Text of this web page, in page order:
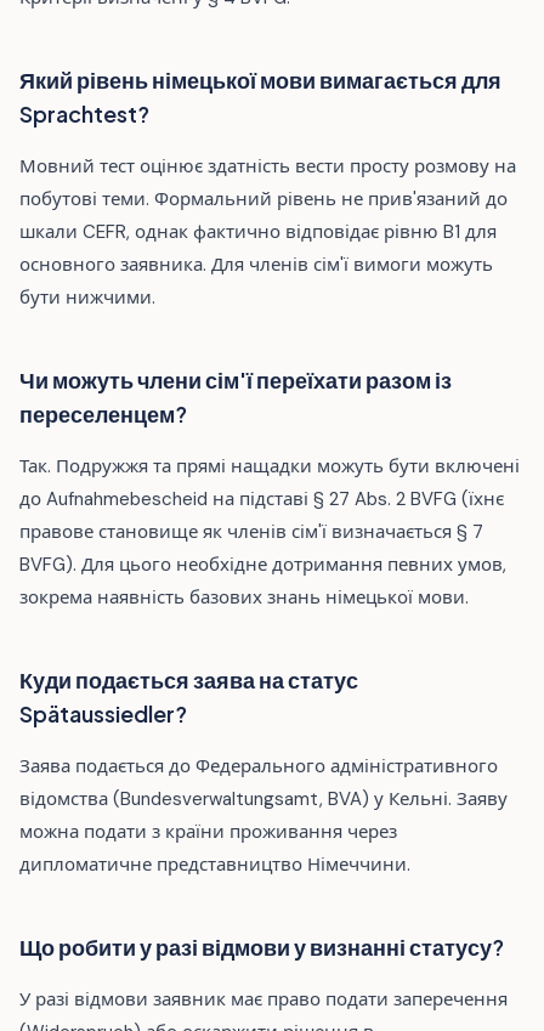
Який рівень німецької мови вимагається для
Sprachtest?
Мовний тест оцінює здатність вести просту розмову на
побутові теми. Формальний рівень не прив'язаний до
шкали CEFR, однак фактично відповідає рівню B1 для
основного заявника. Для членів сім'ї вимоги можуть
бути нижчими.
Чи можуть члени сім'ї переїхати разом із
переселенцем?
Так. Подружжя та прямі нащадки можуть бути включені
до Aufnahmebescheid на підставі § 27 Abs. 2 BVFG (їхнє
правове становище як членів сім'ї визначається § 7
BVFG). Для цього необхідне дотримання певних умов,
зокрема наявність базових знань німецької мови.
Куди подається заява на статус
Spätaussiedler?
Заява подається до Федерального адміністративного
відомства (Bundesverwaltungsamt, BVA) у Кельні. Заяву
можна подати з країни проживання через
дипломатичне представництво Німеччини.
Що робити у разі відмови у визнанні статусу?
У разі відмови заявник має право подати заперечення